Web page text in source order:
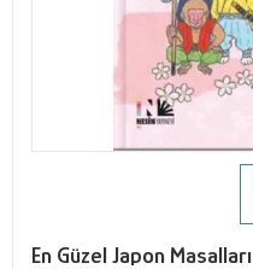
En Güzel Japon Masalları